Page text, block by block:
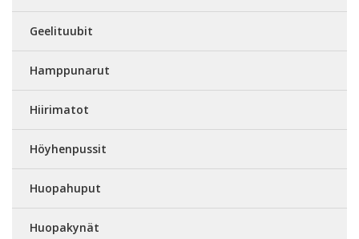
Geelituubit
Hamppunarut
Hiirimatot
Höyhenpussit
Huopahuput
Huopakynät